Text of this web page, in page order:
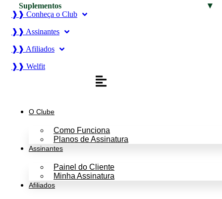
Suplementos ▾
❱❱ Conheça o Club
❱❱ Assinantes
❱❱ Afiliados
❱❱ Welfit
O Clube
Como Funciona
Planos de Assinatura
Assinantes
Painel do Cliente
Minha Assinatura
Afiliados